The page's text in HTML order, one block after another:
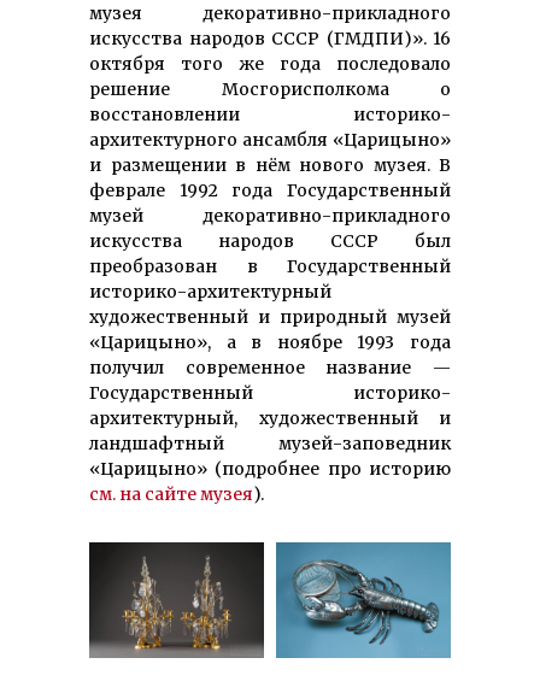
музея декоративно-прикладного
искусства народов СССР (ГМДПИ)». 16
октября того же года последовало
решение Мосгорисполкома о
восстановлении историко-
архитектурного ансамбля «Царицыно»
и размещении в нём нового музея. В
феврале 1992 года Государственный
музей декоративно-прикладного
искусства народов СССР был
преобразован в Государственный
историко-архитектурный
художественный и природный музей
«Царицыно», а в ноябре 1993 года
получил современное название —
Государственный историко-
архитектурный, художественный и
ландшафтный музей-заповедник
«Царицыно» (подробнее про историю
см. на сайте музея).